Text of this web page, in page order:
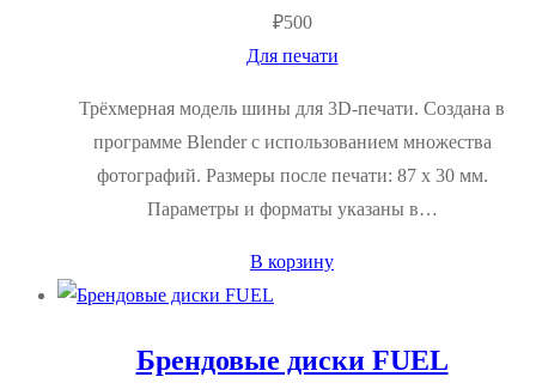
₽500
Для печати
Трёхмерная модель шины для 3D-печати. Создана в
программе Blender с использованием множества
фотографий. Размеры после печати: 87 х 30 мм.
Параметры и форматы указаны в…
В корзину
Брендовые диски FUEL